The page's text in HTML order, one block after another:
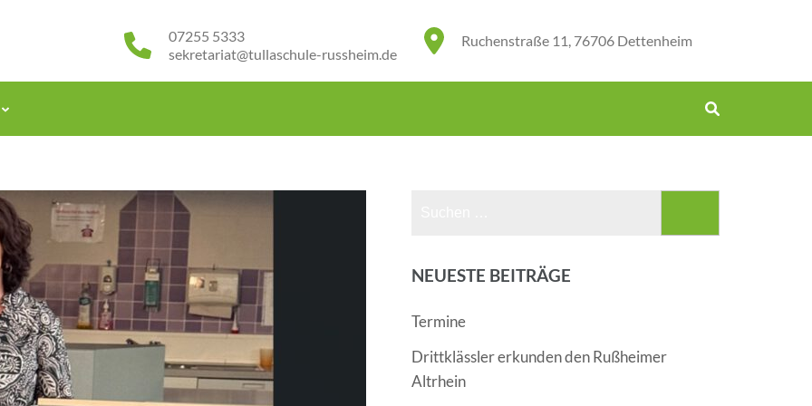
Ruchenstraße 11, 76706 Dettenheim
07255 5333
sekretariat@tullaschule-russheim.de
NEUESTE BEITRÄGE
Termine
Drittklässler erkunden den Rußheimer
Altrhein